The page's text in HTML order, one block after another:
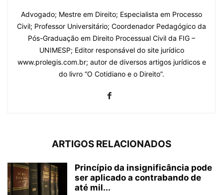
Advogado; Mestre em Direito; Especialista em Processo
Civil; Professor Universitário; Coordenador Pedagógico da
Pós-Graduação em Direito Processual Civil da FIG –
UNIMESP; Editor responsável do site jurídico
www.prolegis.com.br; autor de diversos artigos jurídicos e
do livro “O Cotidiano e o Direito”.
ARTIGOS RELACIONADOS
Princípio da insignificância pode
ser aplicado a contrabando de
até mil...